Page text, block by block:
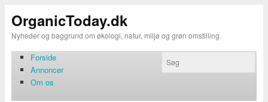
OrganicToday.dk
Nyheder og baggrund om økologi, natur, miljø og grøn omstilling.
Forside
Annoncer
Om os